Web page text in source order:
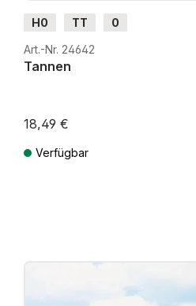
H0 TT
0
Art.-Nr. 24642
Tannen
18,49 €
Verfügbar